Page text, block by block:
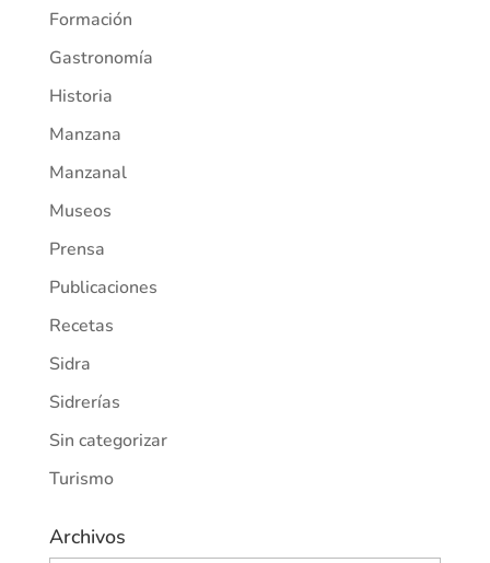
Formación
Gastronomía
Historia
Manzana
Manzanal
Museos
Prensa
Publicaciones
Recetas
Sidra
Sidrerías
Sin categorizar
Turismo
Archivos